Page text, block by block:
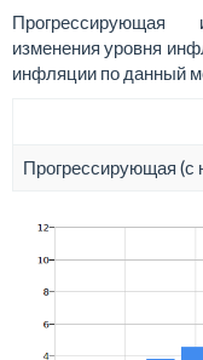
изменения уровня
инфляции по данный
Прогрессирующая (с